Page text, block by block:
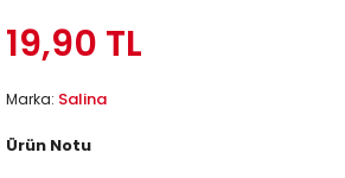
19,90 TL
Marka: Salina
Ürün Notu